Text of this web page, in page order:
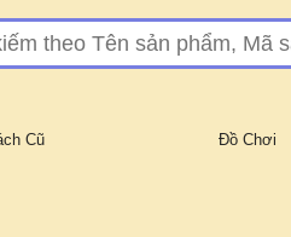
Cũ Đồ Chơi